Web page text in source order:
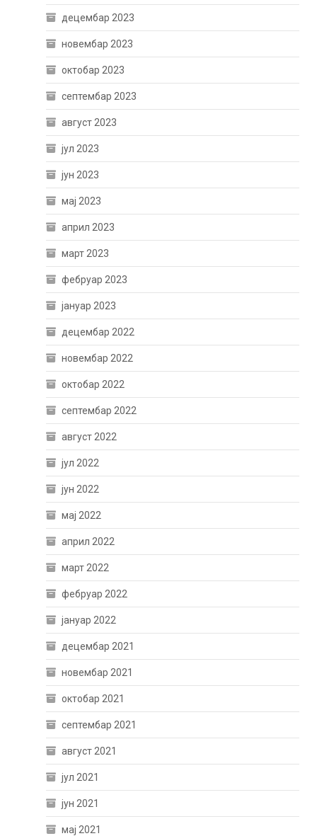
децембар 2023
новембар 2023
октобар 2023
септембар 2023
август 2023
јул 2023
јун 2023
мај 2023
април 2023
март 2023
фебруар 2023
јануар 2023
децембар 2022
новембар 2022
октобар 2022
септембар 2022
август 2022
јул 2022
јун 2022
мај 2022
април 2022
март 2022
фебруар 2022
јануар 2022
децембар 2021
новембар 2021
октобар 2021
септембар 2021
август 2021
јул 2021
јун 2021
мај 2021